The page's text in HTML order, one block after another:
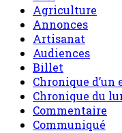
Agriculture
Annonces
Artisanat
Audiences
Billet
Chronique
Chronique du
Commentaire
Communiqué